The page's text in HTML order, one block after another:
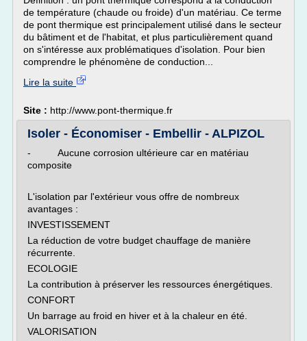
de température (chaude ou froide) d'un matériau. Ce terme
de pont thermique est principalement utilisé dans le secteur
du bâtiment et de l'habitat, et plus particulièrement quand
on s'intéresse aux problématiques d'isolation. Pour bien
comprendre le phénomène de conduction...
Lire la suite
Site : http://www.pont-thermique.fr
Isoler - Économiser - Embellir - ALPIZOL
- Aucune corrosion ultérieure car en matériau
composite
L'isolation par l'extérieur vous offre de nombreux
avantages :
INVESTISSEMENT
La réduction de votre budget chauffage de manière
récurrente.
ECOLOGIE
La contribution à préserver les ressources énergétiques.
CONFORT
Un barrage au froid en hiver et à la chaleur en été.
VALORISATION